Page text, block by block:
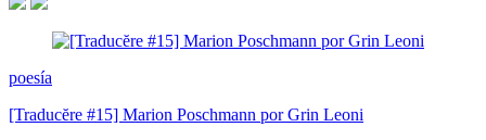
poesía
[Traducĕre #15] Marion Poschmann por Grin Leoni